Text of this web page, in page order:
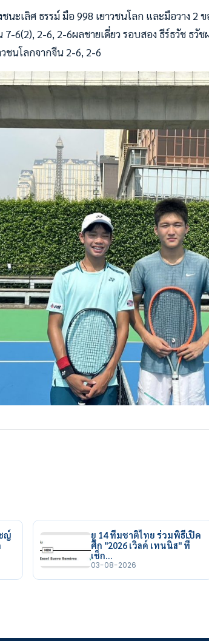
นะเลิศ ธรรม์ มือ 998 เยาวชนโลก และมือวาง 2
7-6(2), 2-6, 2-6ผลชายเดี่ยว รอบสอง ธีร์ธวัช ธวั
วชนโลกจากจีน 2-6, 2-6
ญ์
ยู 14 ทีมชาติไทย ร่วมพิธีเปิด
ศึก "2026 เวิลด์ เทนนิส" ที่
เช็ก…
03-08-2026